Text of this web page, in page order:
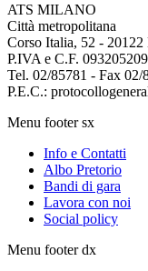
ATS MILANO
Città metropolitana
Corso Italia, 52 -
P.IVA e C.F.
Tel. 02/85781 - Fax 02/
P.E.C.:
Menu footer sx
Info e Contatti
Albo Pretorio
Bandi di gara
Lavora con noi
Social policy
Menu footer dx